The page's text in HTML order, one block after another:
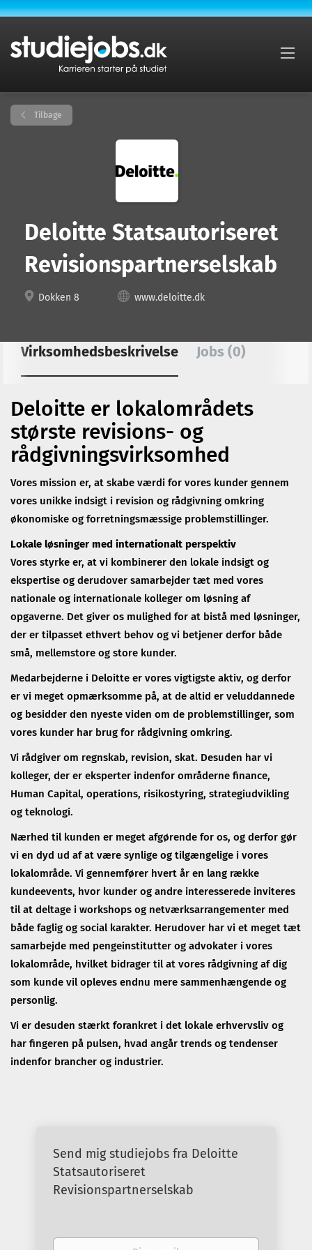
Tilbage
Deloitte Statsautoriseret
Revisionspartnerselskab
Dokken 8 www.deloitte.dk
Virksomhedsbeskrivelse Jobs (0)
Deloitte er lokalområdets
største revisions- og
rådgivningsvirksomhed
Vores mission er, at skabe værdi for vores kunder gennem
vores unikke indsigt i revision og rådgivning omkring
økonomiske og forretningsmæssige problemstillinger.
Lokale løsninger med internationalt perspektiv
Vores styrke er, at vi kombinerer den lokale indsigt og
ekspertise og derudover samarbejder tæt med vores
nationale og internationale kolleger om løsning af
opgaverne. Det giver os mulighed for at bistå med løsninger,
der er tilpasset ethvert behov og vi betjener derfor både
små, mellemstore og store kunder.
Medarbejderne i Deloitte er vores vigtigste aktiv, og derfor
er vi meget opmærksomme på, at de altid er veluddannede
og besidder den nyeste viden om de problemstillinger, som
vores kunder har brug for rådgivning omkring.
Vi rådgiver om regnskab, revision, skat. Desuden har vi
kolleger, der er eksperter indenfor områderne finance,
Human Capital, operations, risikostyring, strategiudvikling
og teknologi.
Nærhed til kunden er meget afgørende for os, og derfor gør
vi en dyd ud af at være synlige og tilgængelige i vores
lokalområde. Vi gennemfører hvert år en lang række
kundeevents, hvor kunder og andre interesserede inviteres
til at deltage i workshops og netværksarrangementer med
både faglig og social karakter. Herudover har vi et meget tæt
samarbejde med pengeinstitutter og advokater i vores
lokalområde, hvilket bidrager til at vores rådgivning af dig
som kunde vil opleves endnu mere sammenhængende og
personlig.
Vi er desuden stærkt forankret i det lokale erhvervsliv og
har fingeren på pulsen, hvad angår trends og tendenser
indenfor brancher og industrier.
Send mig studiejobs fra Deloitte
Statsautoriseret
Revisionspartnerselskab
Din